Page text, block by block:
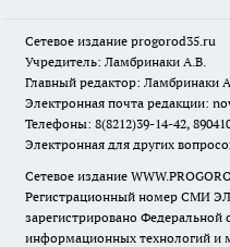
Сетевое издание progorod35.ru
Учредитель: Ламбринаки А.В.
Главный редактор: Ламбринаки
Электронная почта редакции:
Телефоны: 8(8212)39-14-42,
Электронная для других
Сетевое издание
Регистрационный номер СМИ ЭЛ
зарегистрировано Федеральной
информационных технологий и